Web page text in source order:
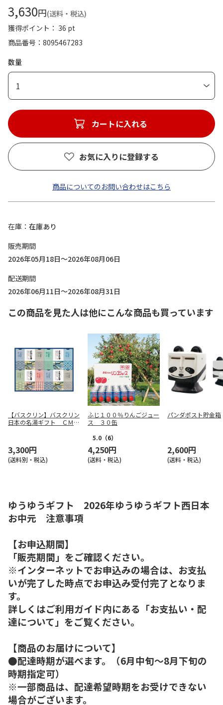
3,630円(送料・税込)
獲得ポイント： 36 pt
商品番号
8095467283
数量
1
カートに入れる
お気に入りに登録する
商品についてのお問い合わせはこちら
在庫
在庫あり
販売期間
2026年05月18日～2026年08月06日
配送期間
2026年06月11日～2026年08月31日
この商品を見た人は他にこんな商品も買っています
【バスクリン】バスクリン
日本の名湯ギフト ＣＭＯ
3,300円
(送料別・税込)
ふじ１００％りんごジュー
ス ３０缶
5.0 （6）
4,250円
(送料・税込)
パンダポスト貯金箱
2,600円
(送料・税込)
ゆうゆうギフト 2026年ゆうゆうギフト西日本
お中元 注意事項
【お申込期間】
「販売期間」をご確認ください。
※インターネットでお申込みの場合は、お支払
いが完了した時点でお申込み受付完了となりま
す。
詳しくはご利用ガイド内にある「お支払い・配
達について」をご覧ください。
【商品のお届けについて】
●配達時期が選べます。（6月中旬～8月下旬の
時期指定可）
※一部商品は、配達希望時期をお受けできない
場合がございます。